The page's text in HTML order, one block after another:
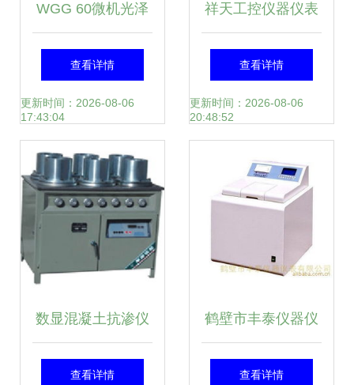
WGG 60微机光泽
度仪 上海优浦科学
仪器的精密检测利
器
查看详情
更新时间：2026-08-06
17:43:04
祥天工控仪器仪表
其他电工仪器仪表
产品全览与行业价
查看详情
更新时间：2026-08-06
20:48:52
数显混凝土抗渗仪
价廉物美的精准之
查看详情
鹤壁市丰泰仪器仪
表 量热仪产品列表
查看详情